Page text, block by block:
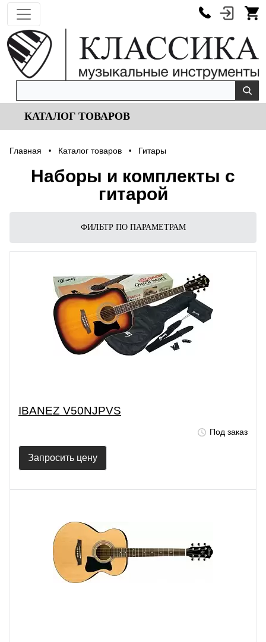
КАТАЛОГ ТОВАРОВ
Главная • Каталог товаров • Гитары
Наборы и комплекты с
гитарой
ФИЛЬТР ПО ПАРАМЕТРАМ
IBANEZ V50NJPVS
Под заказ
Запросить цену